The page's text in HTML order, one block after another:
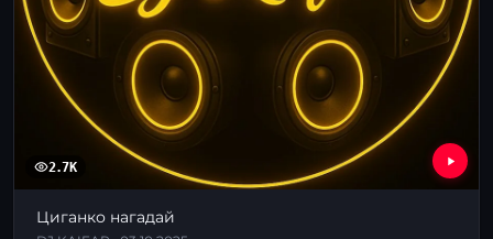
2.7K
Циганко нагадай